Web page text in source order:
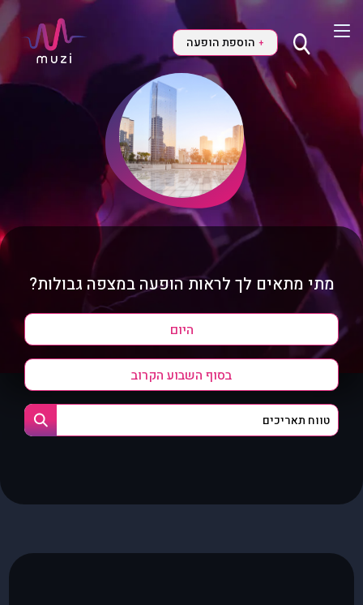
+ הוספת הופעה
מתי מתאים לך לראות הופעה במצפה גבולות?
היום
בסוף השבוע הקרוב